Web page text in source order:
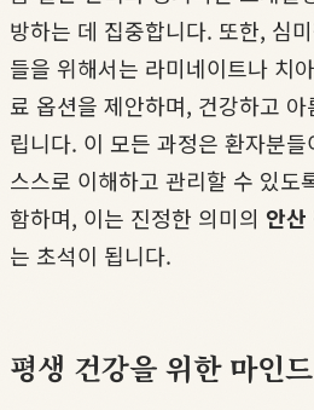
방하는 데 집중합니다. 또한, 심
들을 위해서는 라미네이트나 치
료 옵션을 제안하며, 건강하고
립니다. 이 모든 과정은 환자분
스스로 이해하고 관리할 수 있도
함하며, 이는 진정한 의미의 안산
는 초석이 됩니다.
평생 건강을 위한 마인